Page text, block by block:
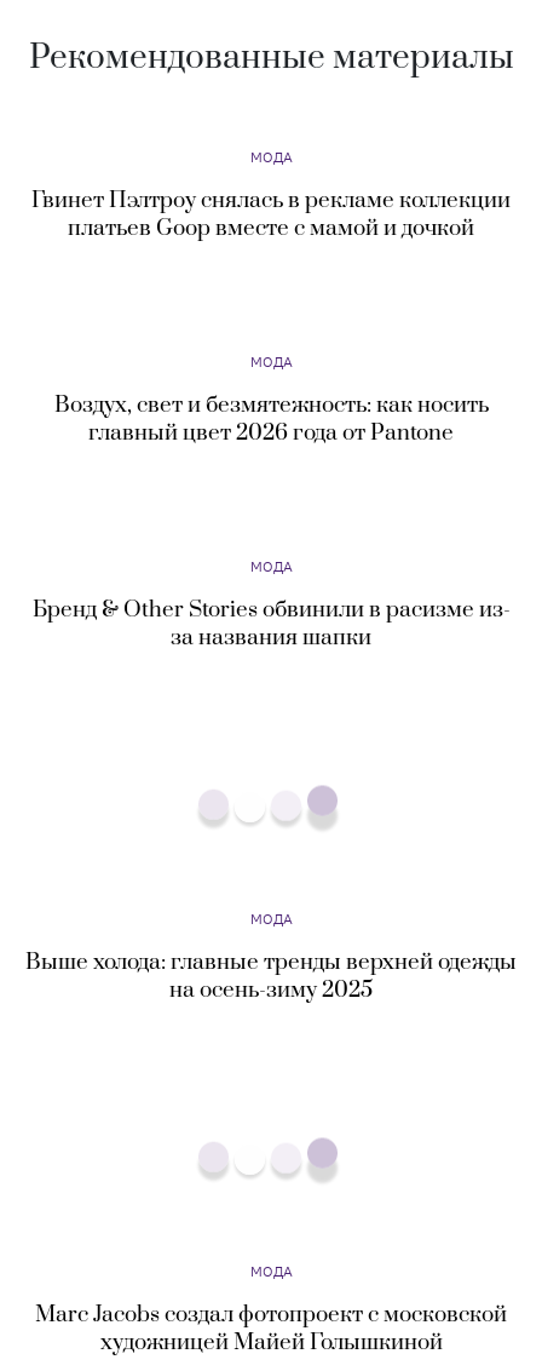
Рекомендованные материалы
МОДА
Гвинет Пэлтроу снялась в рекламе коллекции
платьев Goop вместе с мамой и дочкой
МОДА
Воздух, свет и безмятежность: как носить
главный цвет 2026 года от Pantone
МОДА
Бренд & Other Stories обвинили в расизме из-
за названия шапки
Выше холода: главные тренды верхней одежды
МОДА
МОДА